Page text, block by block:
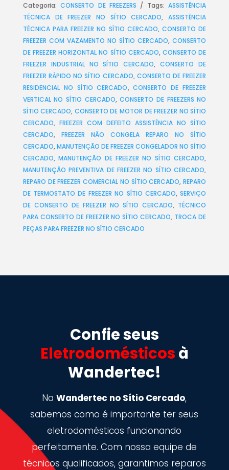
Categoria:CONSERTO DE FREEZERS Tags:ASSISTÊNCIA
TÉCNICA DE FREEZER NO SÍTIO CERCADO,ASSISTÊNCIA
TÉCNICA PARA FREEZER NO SÍTIO CERCADO, CONSERTO DE
FREEZER COM VAZAMENTO NO SÍTIO CERCADO,CONSERTO
DE FREEZER HORIZONTAL NO SÍTIO CERCADO, CONSERTO DE
FREEZER INDUSTRIAL NO SÍTIO CERCADO,CONSERTO DE
FREEZER RÁPIDO NO SÍTIO CERCADO, CONSERTO DE FREEZER
RESIDENCIAL NO SÍTIO CERCADO,CONSERTO DE FREEZER
VERTICAL NO SÍTIO CERCADO,CONSERTO DE FREEZERS NO
SÍTIO CERCADO, CONSERTO DE MOTOR DE FREEZER NO SÍTIO
CERCADO, FREEZER COM DEFEITO ASSISTÊNCIA NO SÍTIO
CERCADO, FREEZER NÃO CONGELA REPARO NO SÍTIO
CERCADO,MANUTENÇÃO DE FREEZER CONGELADOR NO SÍTIO
CERCADO,MANUTENÇÃO DE FREEZER NO SÍTIO CERCADO,
MANUTENÇÃO PREVENTIVA DE FREEZER NO SÍTIO CERCADO,
REPARO DE FREEZER COMERCIAL NO SÍTIO CERCADO,REPARO
DE TERMOSTATO DE FREEZER NO SÍTIO CERCADO,SERVIÇO
DE CONSERTO DE FREEZER NO SÍTIO CERCADO, TÉCNICO
PARA CONSERTO DE FREEZER NO SÍTIO CERCADO, TROCA DE
PEÇAS PARA FREEZER NO SÍTIO CERCADO
Confie seus
Eletrodomésticos à
Wandertec!
NaWandertec no Sítio Cercado,
sabemos como é importante ter seus
eletrodomésticos funcionando
perfeitamente. Com nossa equipe de
técnicos qualificados, garantimos reparos